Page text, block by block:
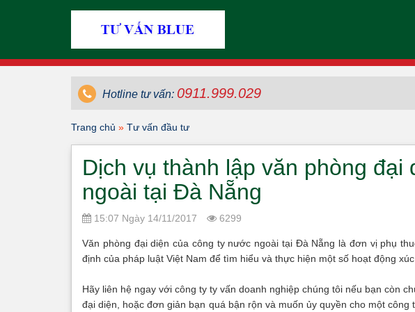
Hotline tư vấn: 0911.999.029
Trang chủ » Tư vấn đầu tư
Dịch vụ thành lập văn phòng đại
ngoài tại Đà Nẵng
15:07 Ngày 14/11/2017 6299
Văn phòng đại diện của công ty nước ngoài tại Đà Nẵng là đơn vị phụ
định của pháp luật Việt Nam để tìm hiểu và thực hiện một số hoạt động
Hãy liên hệ ngay với công ty ty vấn doanh nghiệp chúng tôi nếu bạn còn
đại diện, hoặc đơn giản bạn quá bận rộn và muốn ủy quyền cho một